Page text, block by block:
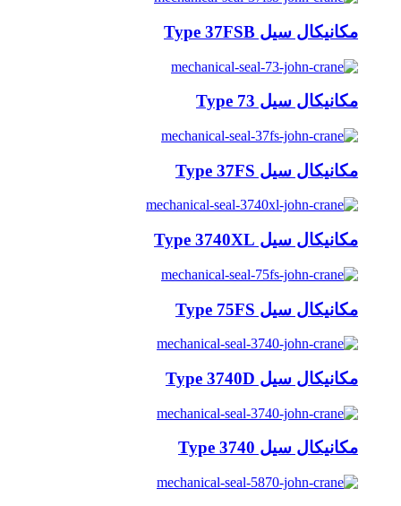
مکانیکال سیل Type 37FSB
مکانیکال سیل Type 73
مکانیکال سیل Type 37FS
مکانیکال سیل Type 3740XL
مکانیکال سیل Type 75FS
مکانیکال سیل Type 3740D
مکانیکال سیل Type 3740